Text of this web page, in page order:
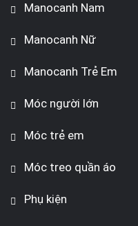
Manocanh Nam
Manocanh Nữ
Manocanh Trẻ Em
Móc người lớn
Móc trẻ em
Móc treo quần áo
Phụ kiện